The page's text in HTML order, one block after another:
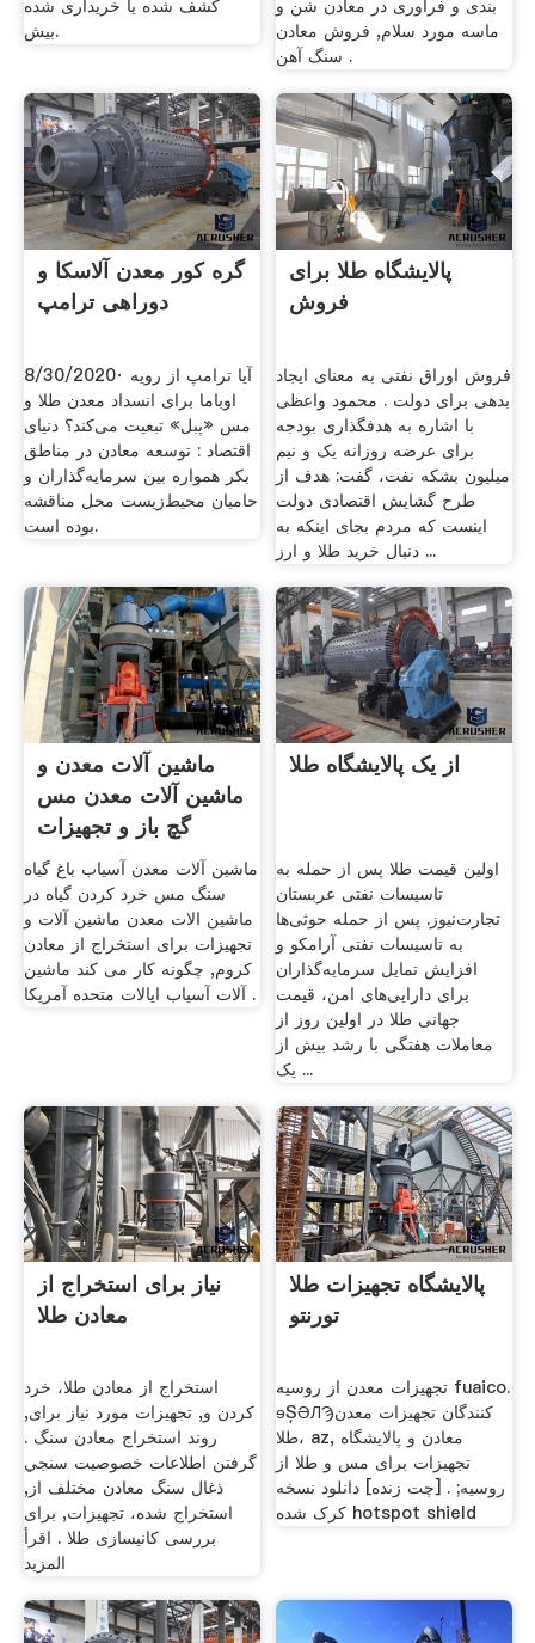
کشف شده یا خریداری شده
بیش.
بندی و فراوری در معادن شن و
ماسه مورد سلام, فروش معادن
سنگ آهن .
گره کور معدن آلاسکا و
دوراهی ترامپ
8/30/2020· آیا ترامپ از رویه
اوباما برای انسداد معدن طلا و
مس «پبل» تبعیت می‌کند؟ دنیای
اقتصاد : توسعه معادن در مناطق
بکر همواره بین سرمایه‌گذاران و
حامیان محیط‌زیست محل مناقشه
بوده است.
پالایشگاه طلا برای
فروش
فروش اوراق نفتی به معنای ایجاد
بدهی برای دولت . محمود واعظی
با اشاره به هدفگذاری بودجه
برای عرضه روزانه یک و نیم
میلیون بشکه نفت، گفت: هدف از
طرح گشایش اقتصادی دولت
اینست که مردم بجای اینکه به
دنبال خرید طلا و ارز ...
ماشین آلات معدن و
ماشین آلات معدن مس
گچ باز و تجهیزات
ماشین آلات معدن آسیاب باغ گیاه
سنگ مس خرد کردن گیاه در
ماشین الات معدن ماشین آلات و
تجهیزات برای استخراج از معادن
کروم, چگونه کار می کند ماشین
آلات آسیاب ایالات متحده آمریکا .
از یک پالایشگاه طلا
اولین قیمت طلا پس از حمله به
تاسیسات نفتی عربستان
تجارت‌نیوز. پس از حمله حوثی‌ها
به تاسیسات نفتی آرامکو و
افزایش تمایل سرمایه‌گذاران
برای دارایی‌های امن، قیمت
جهانی طلا در اولین روز از
معاملات هفتگی با رشد بیش از
یک ...
نیاز برای استخراج از
معادن طلا
استخراج از معادن طلا، خرد
کردن و, تجهیزات مورد نیاز برای,
روند استخراج معادن سنگ .
گرفتن اطلاعات خصوصيت سنجي
ذغال سنگ معادن مختلف از,
استخراج شده، تجهیزات, برای
بررسی کانیسازی طلا . اقرأ
المزيد
پالایشگاه تجهیزات طلا
تورنتو
تجهیزات معدن از روسیه fuaico.
ɘȘӘЛ͘Ϡکنندگان تجهیزات معدن
طلا، az, معادن و پالایشگاه
تجهیزات برای مس و طلا از
روسیه; . [چت زنده] دانلود نسخه
کرک شده hotspot shield